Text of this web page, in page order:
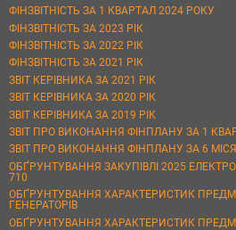
ФІНЗВІТНІСТЬ ЗА 1 КВАРТАЛ 2024 РОКУ
ФІНЗВІТНІСТЬ ЗА 2023 РІК
ФІНЗВІТНІСТЬ ЗА 2022 РІК
ФІНЗВІТНІСТЬ ЗА 2021 РІК
ЗВІТ КЕРІВНИКА ЗА 2021 РІК
ЗВІТ КЕРІВНИКА ЗА 2020 РІК
ЗВІТ КЕРІВНИКА ЗА 2019 РІК
ЗВІТ ПРО ВИКОНАННЯ ФІНПЛАНУ ЗА 1
ЗВІТ ПРО ВИКОНАННЯ ФІНПЛАНУ ЗА 6
ОБҐРУНТУВАННЯ ЗАКУПІВЛІ 2025
710
ОБҐРУНТУВАННЯ ХАРАКТЕРИСТИК
ГЕНЕРАТОРІВ
ОБҐРУНТУВАННЯ ХАРАКТЕРИСТИК